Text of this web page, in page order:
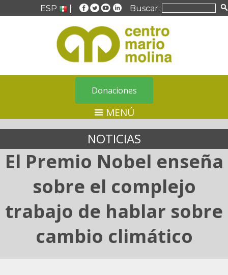
ESP Buscar:
Donaciones
MENÚ
NOTICIAS
El Premio Nobel enseña
sobre el complejo
trabajo de hablar sobre
cambio climático